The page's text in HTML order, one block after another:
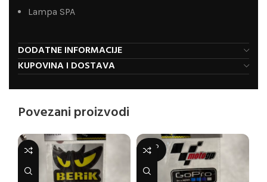
Lampa SPA
DODATNE INFORMACIJE
KUPOVINA I DOSTAVA
Povezani proizvodi
SOLD
OUT